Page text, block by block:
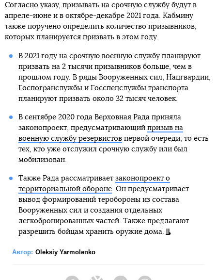
Согласно указу, призывать на срочную службу будут в
апреле-июне и в октябре-декабре 2021 года. Кабмину
также поручено определить количество призывников,
которых планируется призвать в этом году.
В 2021 году на срочную военную службу планируют
призвать на 2 тысячи призывников больше, чем в
прошлом году. В ряды Вооруженных сил, Нацгвардии,
Госпогранслужбы и Госспецслужбы транспорта
планируют призвать около 32 тысяч человек.
В сентябре 2020 года Верховная Рада приняла
законопроект, предусматривающий призыв на
военную службу резервистовпервой очереди, то есть
тех, кто уже отслужил срочную службу или был
мобилизован.
Также Рада рассматривает законопроект о
территориальной обороне. Он предусматривает
вывод формирований теробороны из состава
Вооруженных сил и создания отдельных
легкобронированных частей. Также предлагают
разрешить бойцам хранить оружие дома.
Автор: Oleksiy Yarmolenko